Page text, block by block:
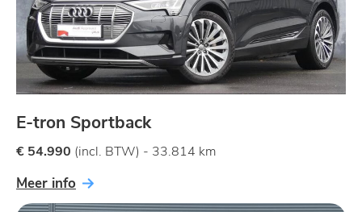
E-tron Sportback
€ 54.990 (incl. BTW) - 33.814 km
Meer info